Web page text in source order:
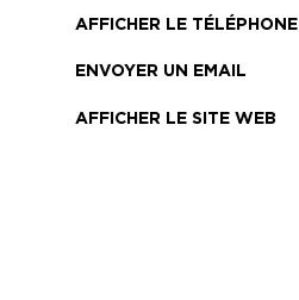
AFFICHER LE TÉLÉPHONE
ENVOYER UN EMAIL
AFFICHER LE SITE WEB